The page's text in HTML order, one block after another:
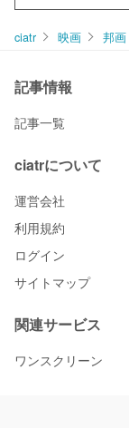
ciatr 映画 邦画
記事情報
記事一覧
ciatrについて
運営会社
利用規約
ログイン
サイトマップ
関連サービス
ワンスクリーン